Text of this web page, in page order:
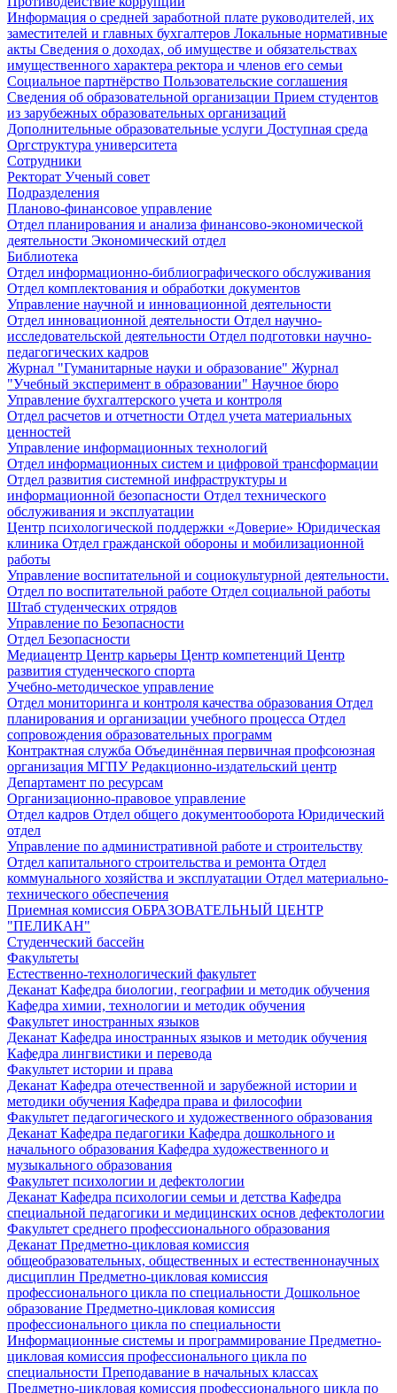
Информация о средней заработной плате руководителей, их
заместителей и главных бухгалтеров Локальные нормативные
акты Сведения о доходах, об имуществе и обязательствах
имущественного характера ректора и членов его семьи
Социальное партнёрство Пользовательские соглашения
Сведения об образовательной организации Прием студентов
из зарубежных образовательных организаций
Дополнительные образовательные услуги Доступная среда
Оргструктура университета
Сотрудники
Ректорат Ученый совет
Подразделения
Планово-финансовое управление
Отдел планирования и анализа финансово-экономической
деятельности Экономический отдел
Библиотека
Отдел информационно-библиографического обслуживания
Отдел комплектования и обработки документов
Управление научной и инновационной деятельности
Отдел инновационной деятельности Отдел научно-
исследовательской деятельности Отдел подготовки научно-
педагогических кадров
Журнал "Гуманитарные науки и образование" Журнал
"Учебный эксперимент в образовании" Научное бюро
Управление бухгалтерского учета и контроля
Отдел расчетов и отчетности Отдел учета материальных
ценностей
Управление информационных технологий
Отдел информационных систем и цифровой трансформации
Отдел развития системной инфраструктуры и
информационной безопасности Отдел технического
обслуживания и эксплуатации
Центр психологической поддержки «Доверие» Юридическая
клиника Отдел гражданской обороны и мобилизационной
работы
Управление воспитательной и социокультурной деятельности.
Отдел по воспитательной работе Отдел социальной работы
Штаб студенческих отрядов
Управление по Безопасности
Отдел Безопасности
Медиацентр Центр карьеры Центр компетенций Центр
развития студенческого спорта
Учебно-методическое управление
Отдел мониторинга и контроля качества образования Отдел
планирования и организации учебного процесса Отдел
сопровождения образовательных программ
Контрактная служба Объединённая первичная профсоюзная
организация МГПУРедакционно-издательский центр
Департамент по ресурсам
Организационно-правовое управление
Отдел кадров Отдел общего документооборота Юридический
отдел
Управление по административной работе и строительству
Отдел капитального строительства и ремонта Отдел
коммунального хозяйства и эксплуатации Отдел материально-
технического обеспечения
Приемная комиссия ОБРАЗОВАТЕЛЬНЫЙ ЦЕНТР
"ПЕЛИКАН"
Студенческий бассейн
Факультеты
Естественно-технологический факультет
Деканат Кафедра биологии, географии и методик обучения
Кафедра химии, технологии и методик обучения
Факультет иностранных языков
Деканат Кафедра иностранных языков и методик обучения
Кафедра лингвистики и перевода
Факультет истории и права
Деканат Кафедра отечественной и зарубежной истории и
методики обучения Кафедра права и философии
Факультет педагогического и художественного образования
Деканат Кафедра педагогики Кафедра дошкольного и
начального образования Кафедра художественного и
музыкального образования
Факультет психологии и дефектологии
Деканат Кафедра психологии семьи и детства Кафедра
специальной педагогики и медицинских основ дефектологии
Факультет среднего профессионального образования
Деканат Предметно-цикловая комиссия
общеобразовательных, общественных и естественнонаучных
дисциплин Предметно-цикловая комиссия
профессионального цикла по специальности Дошкольное
образование Предметно-цикловая комиссия
профессионального цикла по специальности
Информационные системы и программирование Предметно-
цикловая комиссия профессионального цикла по
специальности Преподавание в начальных классах
Предметно-цикловая комиссия профессионального цикла по